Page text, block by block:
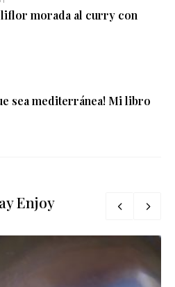
morada al curry con
sea mediterránea! Mi libro
Enjoy